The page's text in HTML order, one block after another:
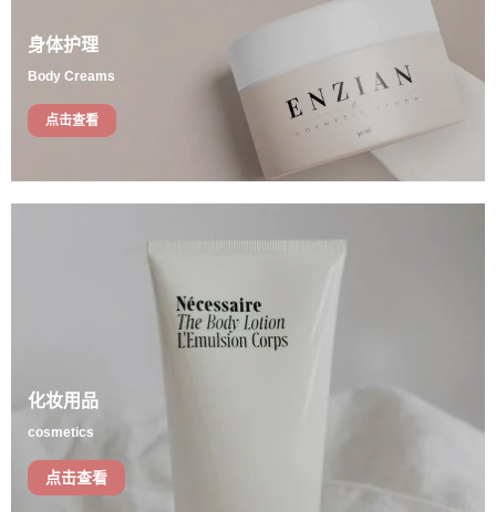
化妆用品
cosmetics
点击查看
身体护理
Body Creams
点击查看